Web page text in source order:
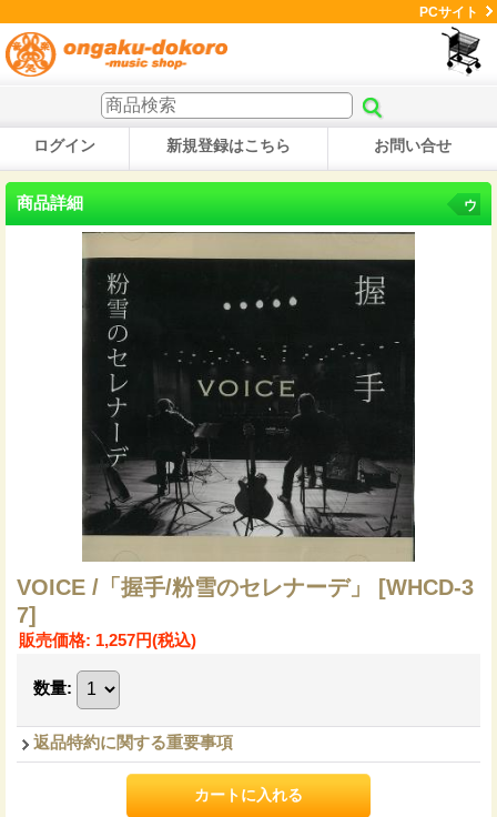
PCサイト
ログイン 新規登録はこちら お問い合せ
商品詳細 ウ
VOICE /「握手/粉雪のセレナーデ」
[WHCD-3
7]
販売価格: 1,257円(税込)
数量:
返品特約に関する重要事項